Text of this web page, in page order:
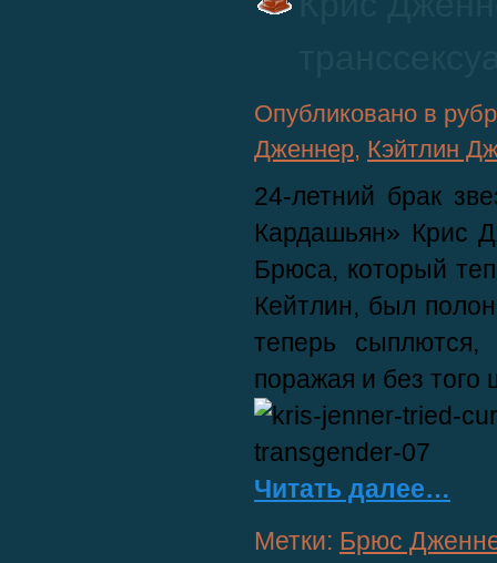
Опубликовано в
Дженнер, Кэйтлин
24-летний брак
Кардашьян» Крис
Брюса, который
Кейтлин, был
теперь
поражая и без того
Читать далее…
Метки: Брюс